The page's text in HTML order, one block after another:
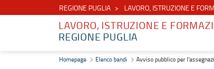
REGIONE PUGLIA LAVORO, ISTRUZIONE E
LAVORO, ISTRUZIONE E
REGIONE PUGLIA
Avviso pubblico per l'assegnazione di borse di studio A.S.
Homepage Elenco bandi Avviso pubblico per